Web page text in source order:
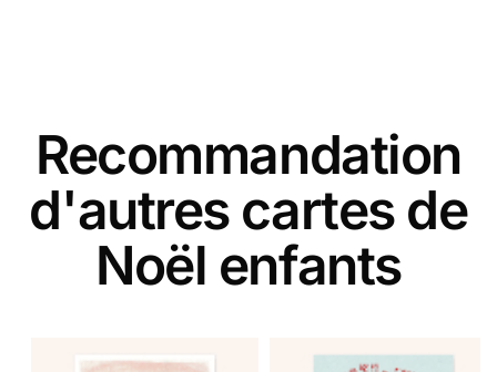
Recommandation
d'autres cartes de
Noël enfants